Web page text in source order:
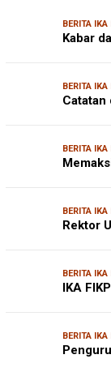
BERITA
Kabar
BERITA
Catatan
BERITA
BERITA
Rektor
BERITA
IKA
BERITA